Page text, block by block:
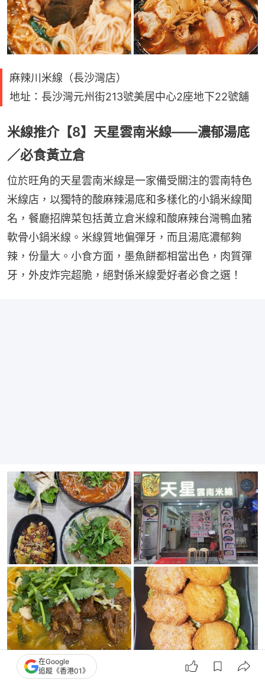
麻辣川米線（長沙灣店）
地址：長沙灣元州街213號美居中心2座地下22號舖
米線推介【8】天星雲南米線——濃郁湯底
／必食黃立倉
位於旺角的天星雲南米線是一家備受關注的雲南特色
米線店，以獨特的酸麻辣湯底和多樣化的小鍋米線聞
名，餐廳招牌菜包括黃立倉米線和酸麻辣台灣鴨血豬
軟骨小鍋米線。米線質地偏彈牙，而且湯底濃郁夠
辣，份量大。小食方面，墨魚餅都相當出色，肉質彈
牙，外皮炸完超脆，絕對係米線愛好者必食之選！
在Google
追蹤《香港01》